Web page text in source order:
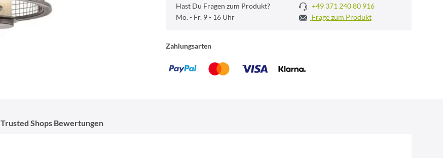
Hast Du Fragen zum Produkt?
+49 371 240 80 916
Mo. - Fr. 9 - 16 Uhr
Frage zum Produkt
Zahlungsarten
Trusted Shops Bewertungen